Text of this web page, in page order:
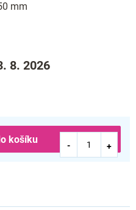
mm
8. 2026
košíku